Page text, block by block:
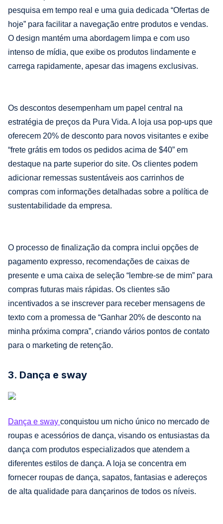
pesquisa em tempo real e uma guia dedicada “Ofertas de
hoje” para facilitar a navegação entre produtos e vendas.
O design mantém uma abordagem limpa e com uso
intenso de mídia, que exibe os produtos lindamente e
carrega rapidamente, apesar das imagens exclusivas.
Os descontos desempenham um papel central na
estratégia de preços da Pura Vida. A loja usa pop-ups que
oferecem 20% de desconto para novos visitantes e exibe
“frete grátis em todos os pedidos acima de $40” em
destaque na parte superior do site. Os clientes podem
adicionar remessas sustentáveis aos carrinhos de
compras com informações detalhadas sobre a política de
sustentabilidade da empresa.
O processo de finalização da compra inclui opções de
pagamento expresso, recomendações de caixas de
presente e uma caixa de seleção “lembre-se de mim” para
compras futuras mais rápidas. Os clientes são
incentivados a se inscrever para receber mensagens de
texto com a promessa de “Ganhar 20% de desconto na
minha próxima compra”, criando vários pontos de contato
para o marketing de retenção.
3. Dança e sway
Dança e sway conquistou um nicho único no mercado de
roupas e acessórios de dança, visando os entusiastas da
dança com produtos especializados que atendem a
diferentes estilos de dança. A loja se concentra em
fornecer roupas de dança, sapatos, fantasias e adereços
de alta qualidade para dançarinos de todos os níveis.